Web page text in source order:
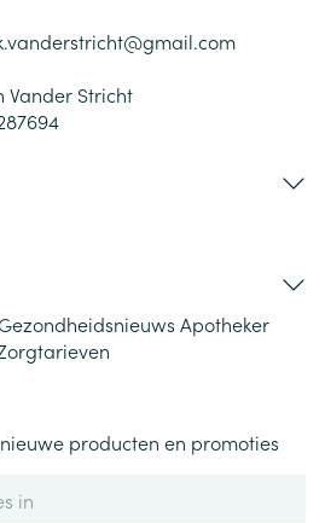
gmail.com
Vander Stricht
Apotheker
producten en promoties